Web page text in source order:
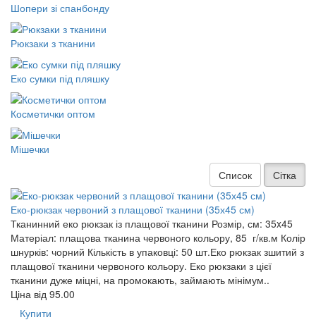
Шопери зі спанбонду
Рюкзаки з тканини
Еко сумки під пляшку
Косметички оптом
Мішечки
Список
Сітка
Еко-рюкзак червоний з плащової тканини (35х45 см)
Тканинний еко рюкзак із плащової тканини Розмір, см: 35x45
Матеріал: плащова тканина червоного кольору, 85 г/кв.м Колір
шнурків: чорний Кількість в упаковці: 50 шт.Еко рюкзак зшитий з
плащової тканини червоного кольору. Еко рюкзаки з цієї
тканини дуже міцні, на промокають, займають мінімум..
Ціна від 95.00
Купити